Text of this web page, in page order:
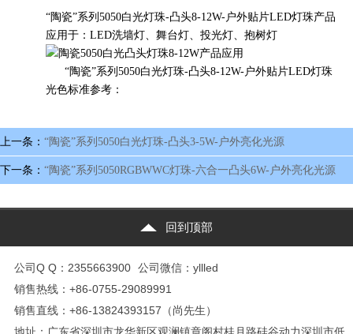
“陶瓷”系列5050白光灯珠-凸头8-12W-户外贴片LED灯珠产品
应用于：LED洗墙灯、舞台灯、投光灯、抱树灯
“陶瓷”系列5050白光灯珠-凸头8-12W-户外贴片LED灯珠
光色标准参考：
上一条： “陶瓷”系列5050白光灯珠-凸头3-5W-户外亮化光源
下一条： “陶瓷”系列5050RGBWWC灯珠-六合一凸头6W-户外亮化光源
回到顶部
公司Q Q：2355663900 公司微信：yllled
销售热线：+86-0755-29089991
销售直线：+86-13824393157（尚先生）
地址：广东省深圳市龙华新区观澜镇章阁村桂月路硅谷动力深圳市低